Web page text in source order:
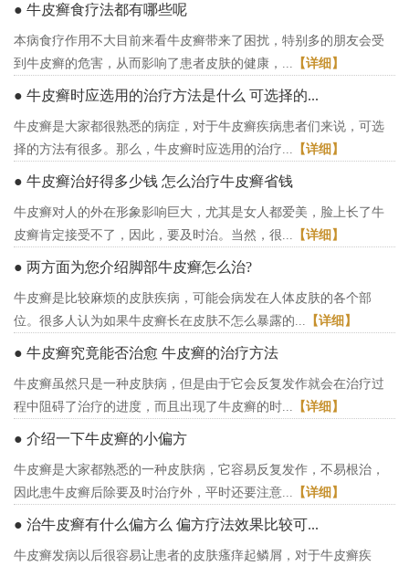
● 牛皮癣食疗法都有哪些呢
本病食疗作用不大目前来看牛皮癣带来了困扰，特别多的朋友会受
到牛皮癣的危害，从而影响了患者皮肤的健康，...
【详细】
● 牛皮癣时应选用的治疗方法是什么 可选择的...
牛皮癣是大家都很熟悉的病症，对于牛皮癣疾病患者们来说，可选
择的方法有很多。那么，牛皮癣时应选用的治疗...
【详细】
● 牛皮癣治好得多少钱 怎么治疗牛皮癣省钱
牛皮癣对人的外在形象影响巨大，尤其是女人都爱美，脸上长了牛
皮癣肯定接受不了，因此，要及时治。当然，很...
【详细】
● 两方面为您介绍脚部牛皮癣怎么治?
牛皮癣是比较麻烦的皮肤疾病，可能会病发在人体皮肤的各个部
位。很多人认为如果牛皮癣长在皮肤不怎么暴露的...
【详细】
● 牛皮癣究竟能否治愈 牛皮癣的治疗方法
牛皮癣虽然只是一种皮肤病，但是由于它会反复发作就会在治疗过
程中阻碍了治疗的进度，而且出现了牛皮癣的时...
【详细】
● 介绍一下牛皮癣的小偏方
牛皮癣是大家都熟悉的一种皮肤病，它容易反复发作，不易根治，
因此患牛皮癣后除要及时治疗外，平时还要注意...
【详细】
● 治牛皮癣有什么偏方么 偏方疗法效果比较可...
牛皮癣发病以后很容易让患者的皮肤瘙痒起鳞屑，对于牛皮癣疾